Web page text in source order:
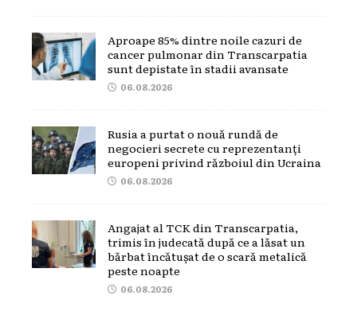
Aproape 85% dintre noile cazuri de
cancer pulmonar din Transcarpatia
sunt depistate în stadii avansate
06.08.2026
Rusia a purtat o nouă rundă de
negocieri secrete cu reprezentanți
europeni privind războiul din Ucraina
06.08.2026
Angajat al TCK din Transcarpatia,
trimis în judecată după ce a lăsat un
bărbat încătușat de o scară metalică
peste noapte
06.08.2026